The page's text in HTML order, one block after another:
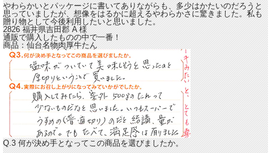
やわらかいとパッケージに書いてありながらも、多少はかたいのだろうと
思っていましたが、想像をはるかに超えるやわらかさに驚きました。私も
贈り物として今後利用したいと思いました。
2826 福井県吉田郡A様
通販で購入したものの中で一番！
商品：仙台名物肉厚牛たん
Q.3 何が決め手となってこの商品を選びましたか。